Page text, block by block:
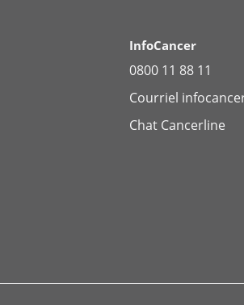
InfoCancer
0800 11 88 11
Courriel
Chat Cancerline